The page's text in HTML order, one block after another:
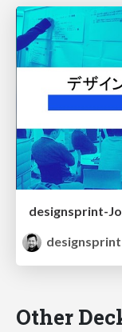
designsprint-
designsprint
Other